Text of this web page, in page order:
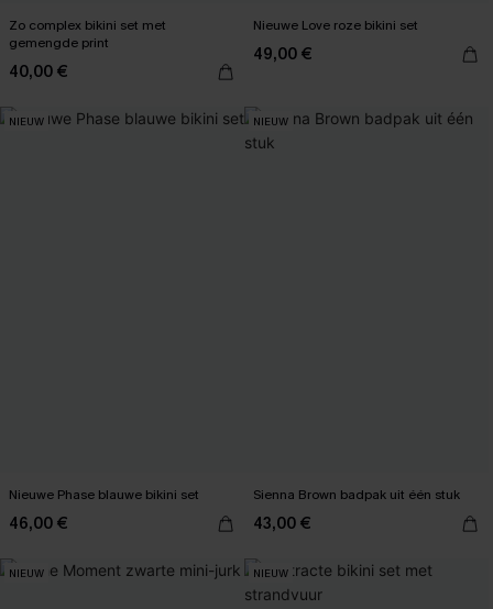
Zo complex bikini set met
gemengde print
40,00 €
Nieuwe Love roze bikini set
49,00 €
NIEUW
Nieuwe Phase blauwe bikini set
46,00 €
NIEUW
Sienna Brown badpak uit één stuk
43,00 €
NIEUW NIEUW